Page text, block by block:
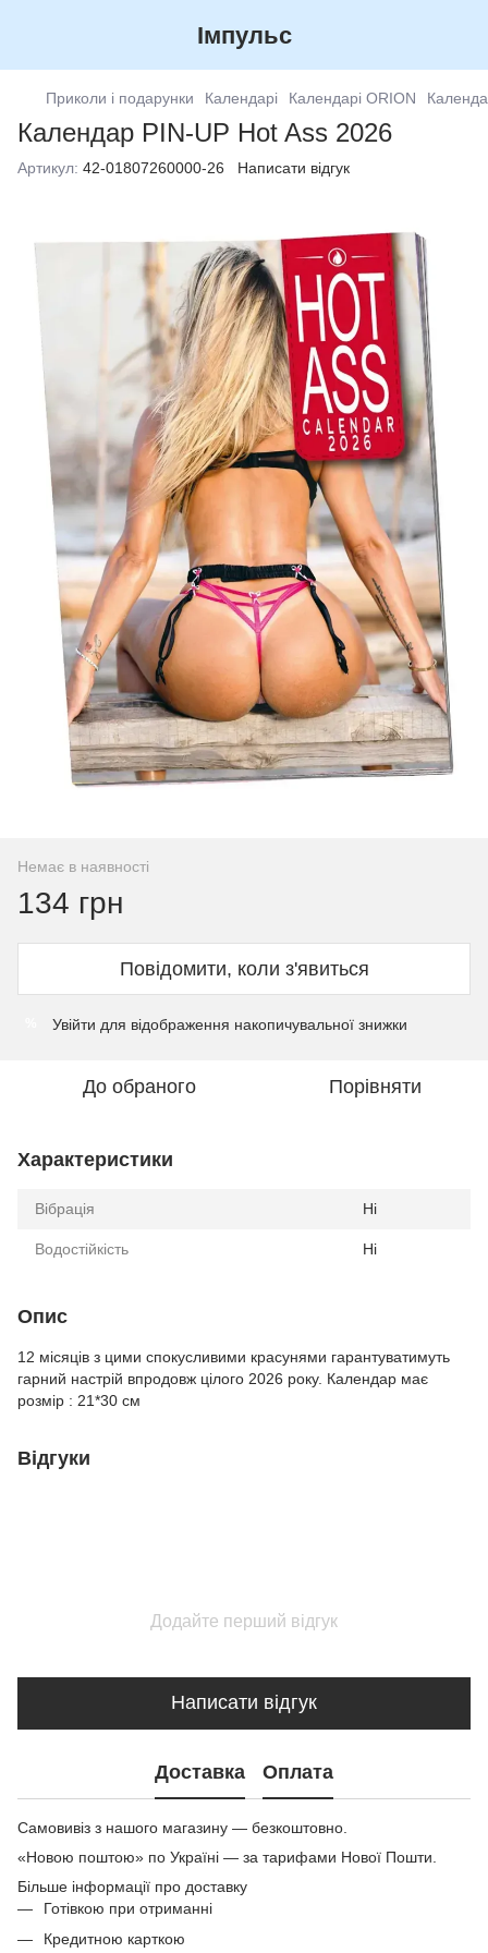
Імпульс
Приколи і подарунки Календарі Календарі ORION
Календар PIN-UP Hot Ass 2026
Артикул: 42-01807260000-26 Написати відгук
Немає в наявності
134 грн
Повідомити, коли з'явиться
Увійти для відображення накопичувальної знижки
До обраного Порівняти
Характеристики
Вібрація Ні
Водостійкість Ні
Опис
12 місяців з цими спокусливими красунями гарантуватимуть
гарний настрій впродовж цілого 2026 року. Календар має
розмір : 21*30 см
Відгуки
Додайте перший відгук
Написати відгук
Доставка Оплата
Самовивіз з нашого магазину — безкоштовно.
«Новою поштою» по Україні — за тарифами Нової Пошти.
Більше інформації про доставку
Готівкою при отриманні
Кредитною карткою